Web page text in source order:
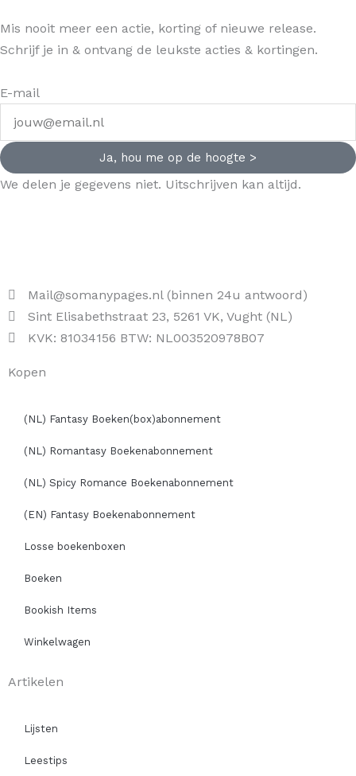
Mis nooit meer een actie, korting of nieuwe release.
Schrijf je in & ontvang de leukste acties & kortingen.
E-mail
Ja, hou me op de hoogte >
We delen je gegevens niet. Uitschrijven kan altijd.
Mail@somanypages.nl (binnen 24u antwoord)
Sint Elisabethstraat 23, 5261 VK, Vught (NL)
KVK: 81034156 BTW: NL003520978B07
Kopen
(NL) Fantasy Boeken(box)abonnement
(NL) Romantasy Boekenabonnement
(NL) Spicy Romance Boekenabonnement
(EN) Fantasy Boekenabonnement
Losse boekenboxen
Boeken
Bookish Items
Winkelwagen
Artikelen
Lijsten
Leestips